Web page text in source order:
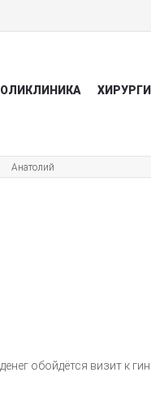
Анатолий
обойдётся визит к